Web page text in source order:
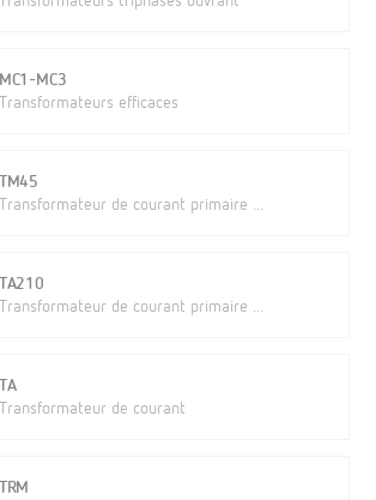
MC1-MC3
Transformateurs efficaces
TM45
Transformateur de courant primaire ...
TA210
Transformateur de courant primaire ...
TA
Transformateur de courant
TRM